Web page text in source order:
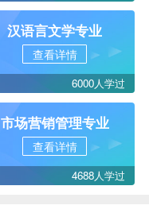
汉语言文学专业
查看详情
6000人学过
市场营销管理专业
查看详情
4688人学过